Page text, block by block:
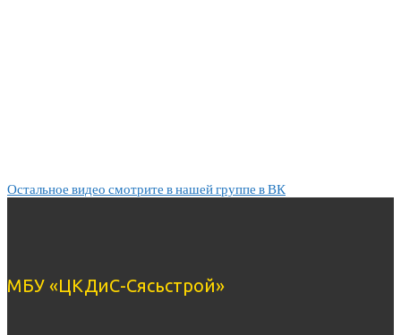
Остальное видео смотрите в нашей группе в ВК
МБУ «ЦКДиС-Сясьстрой»